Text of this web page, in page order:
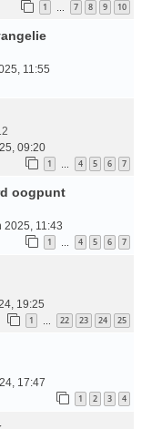
1 … 7 8 9 10
11:55
09:20
1 … 4 5 6 7
oogpunt
2025, 11:43
1 … 4 5 6 7
19:25
1 … 22 23 24 25
17:47
1 2 3 4